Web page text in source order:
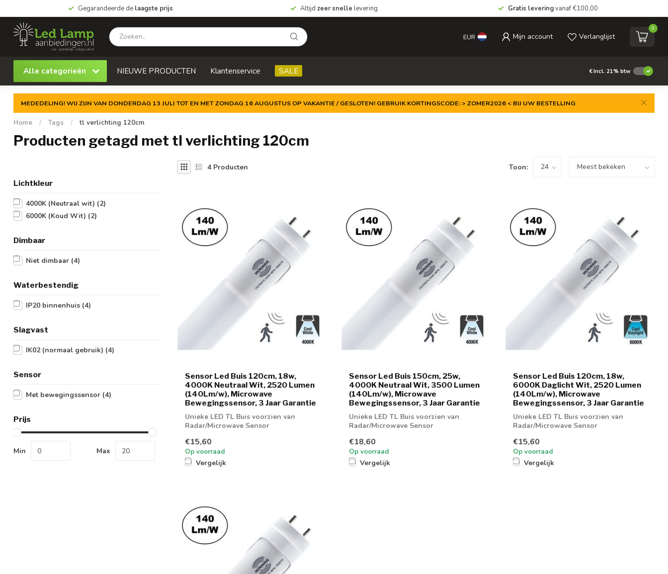
Gegarandeerde de laagste prijs Altijd zeer snelle levering Gratis leveringvanaf €100,00
EUR Mijn account Verlanglijst
0
Alle categorieën NIEUWE PRODUCTEN Klantenservice SALE €Incl. 21% btw
MEDEDELING! WIJ ZIJN VAN DONDERDAG 13 JULI TOT EN MET ZONDAG 16 AUGUSTUS OP VAKANTIE / GESLOTEN! GEBRUIK KORTINGSCODE: > ZOMER2026 < BIJ UW BESTELLING
Home / Tags / tl verlichting 120cm
Producten getagd met tl verlichting 120cm
Lichtkleur
4000K (Neutraal wit) (2)
6000K (Koud Wit) (2)
Dimbaar
Niet dimbaar (4)
Waterbestendig
IP20 binnenhuis (4)
Slagvast
IK02 (normaal gebruik) (4)
Sensor
Met bewegingssensor (4)
Prijs
Min Max
4Producten Toon:
Sensor Led Buis 120cm, 18w,
4000K Neutraal Wit, 2520 Lumen
(140Lm/w), Microwave
Bewegingssensor, 3 Jaar Garantie
Unieke LED TL Buis voorzien van
Radar/Microwave Sensor
€15,60
Op voorraad
Vergelijk
Sensor Led Buis 150cm, 25w,
4000K Neutraal Wit, 3500 Lumen
(140Lm/w), Microwave
Bewegingssensor, 3 Jaar Garantie
Unieke LED TL Buis voorzien van
Radar/Microwave Sensor
€18,60
Op voorraad
Vergelijk
Sensor Led Buis 120cm, 18w,
6000K Daglicht Wit, 2520 Lumen
(140Lm/w), Microwave
Bewegingssensor, 3 Jaar Garantie
Unieke LED TL Buis voorzien van
Radar/Microwave Sensor
€15,60
Op voorraad
Vergelijk